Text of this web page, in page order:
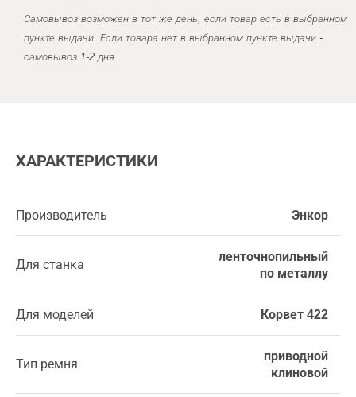
Самовывоз возможен в тот же день, если товар есть в выбранном
пункте выдачи. Если товара нет в выбранном пункте выдачи -
самовывоз 1-2 дня.
ХАРАКТЕРИСТИКИ
Производитель Энкор
Для станка
ленточнопильный
по металлу
Для моделей Корвет 422
Тип ремня
приводной
клиновой